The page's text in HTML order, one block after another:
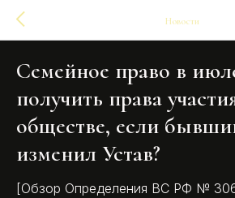
Новости
Семейное право в
получить права
обществе, если
изменил Устав?
[Обзор Определения ВС РФ №